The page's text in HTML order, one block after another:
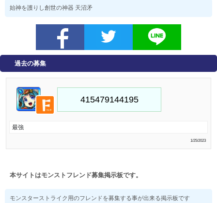
始神を護りし創世の神器 天沼矛
過去の募集
最強
1/25/2023
本サイトはモンストフレンド募集掲示板です。
モンスターストライク用のフレンドを募集する事が出来る掲示板です